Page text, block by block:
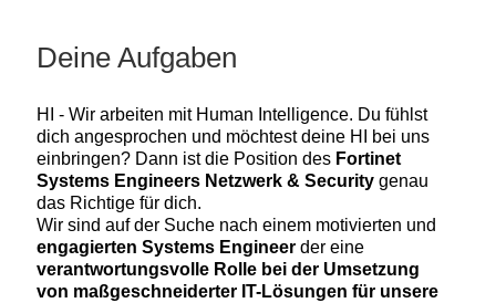
Deine Aufgaben
HI - Wir arbeiten mit Human Intelligence. Du fühlst
dich angesprochen und möchtest deine HI bei uns
einbringen? Dann ist die Position des Fortinet
Systems Engineers Netzwerk & Security genau
das Richtige für dich.
Wir sind auf der Suche nach einem motivierten und
engagierten Systems Engineer der eine
verantwortungsvolle Rolle bei der Umsetzung
von maßgeschneiderter IT-Lösungen für unsere